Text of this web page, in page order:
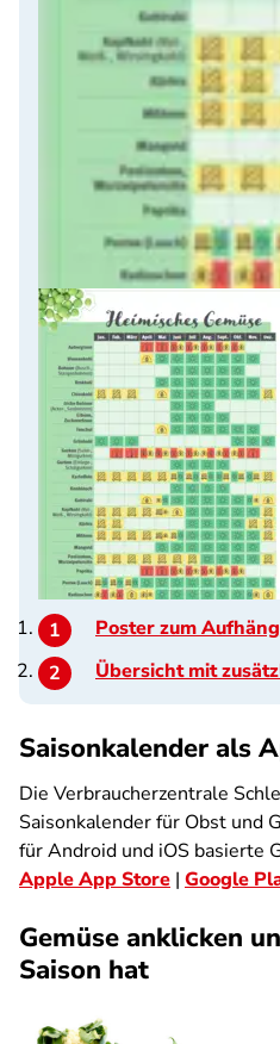
Poster zum
Übersicht mit
Saisonkalender als
Die Verbraucherzentrale
Saisonkalender für Obst und
für Android und iOS basierte
Apple App Store | Google
Gemüse anklicken
Saison hat